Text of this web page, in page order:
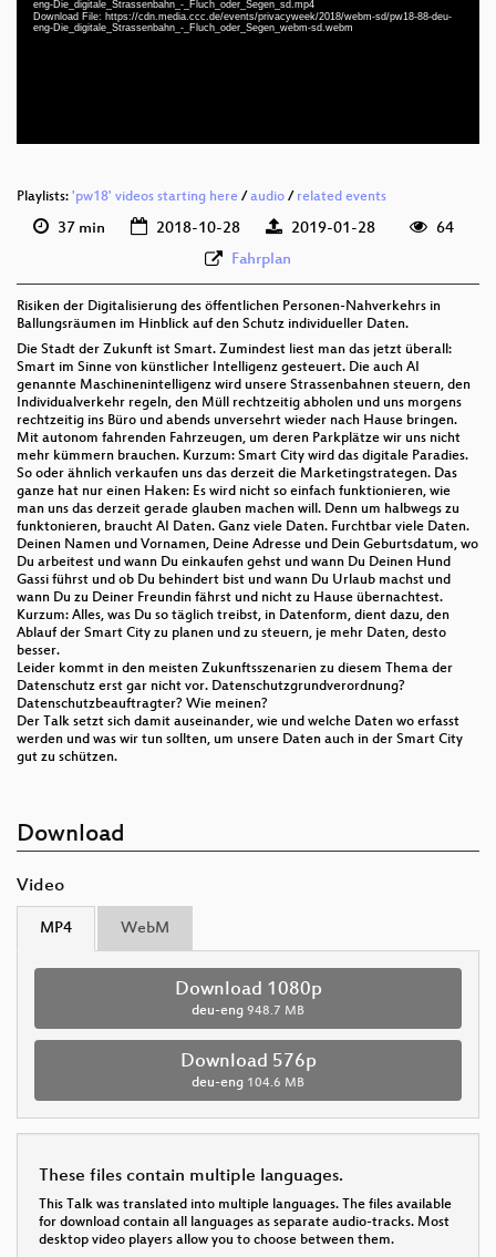
eng-Die_digitale_Strassenbahn_-_Fluch_oder_Segen_sd.mp4
Download File: https://cdn.media.ccc.de/events/privacyweek/2018/webm-sd/pw18-88-deu-
eng-Die_digitale_Strassenbahn_-_Fluch_oder_Segen_webm-sd.webm
deu-eng 1080p (webm)
Playlists: 'pw18' videos starting here / audio / related events
37 min 2018-10-28 2019-01-28
64
Fahrplan
Risiken der Digitalisierung des öffentlichen Personen-Nahverkehrs in
Ballungsräumen im Hinblick auf den Schutz individueller Daten.
Die Stadt der Zukunft ist Smart. Zumindest liest man das jetzt überall:
Smart im Sinne von künstlicher Intelligenz gesteuert. Die auch AI
genannte Maschinenintelligenz wird unsere Strassenbahnen steuern, den
Individualverkehr regeln, den Müll rechtzeitig abholen und uns morgens
rechtzeitig ins Büro und abends unversehrt wieder nach Hause bringen.
Mit autonom fahrenden Fahrzeugen, um deren Parkplätze wir uns nicht
mehr kümmern brauchen. Kurzum: Smart City wird das digitale Paradies.
So oder ähnlich verkaufen uns das derzeit die Marketingstrategen. Das
ganze hat nur einen Haken: Es wird nicht so einfach funktionieren, wie
man uns das derzeit gerade glauben machen will. Denn um halbwegs zu
funktonieren, braucht AI Daten. Ganz viele Daten. Furchtbar viele Daten.
Deinen Namen und Vornamen, Deine Adresse und Dein Geburtsdatum, wo
Du arbeitest und wann Du einkaufen gehst und wann Du Deinen Hund
Gassi führst und ob Du behindert bist und wann Du Urlaub machst und
wann Du zu Deiner Freundin fährst und nicht zu Hause übernachtest.
Kurzum: Alles, was Du so täglich treibst, in Datenform, dient dazu, den
Ablauf der Smart City zu planen und zu steuern, je mehr Daten, desto
besser.
Leider kommt in den meisten Zukunftsszenarien zu diesem Thema der
Datenschutz erst gar nicht vor. Datenschutzgrundverordnung?
Datenschutzbeauftragter? Wie meinen?
Der Talk setzt sich damit auseinander, wie und welche Daten wo erfasst
werden und was wir tun sollten, um unsere Daten auch in der Smart City
gut zu schützen.
Download
Video
MP4 WebM
Download 1080p
deu-eng 948.7 MB
Download 576p
deu-eng 104.6 MB
These files contain multiple languages.
This Talk was translated into multiple languages. The files available
for download contain all languages as separate audio-tracks. Most
desktop video players allow you to choose between them.